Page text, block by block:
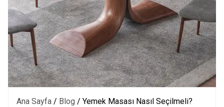
Ana Sayfa / Blog / Yemek Masası Nasıl Seçilmeli?